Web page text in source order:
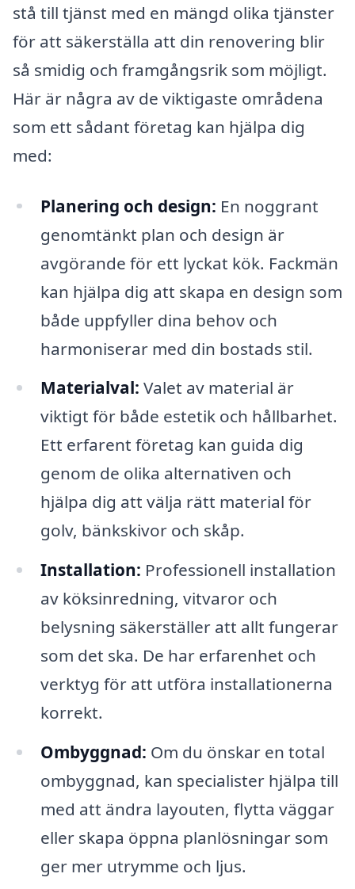
stå till tjänst med en mängd olika tjänster
för att säkerställa att din renovering blir
så smidig och framgångsrik som möjligt.
Här är några av de viktigaste områdena
som ett sådant företag kan hjälpa dig
med:
Planering och design: En noggrant
genomtänkt plan och design är
avgörande för ett lyckat kök. Fackmän
kan hjälpa dig att skapa en design som
både uppfyller dina behov och
harmoniserar med din bostads stil.
Materialval: Valet av material är
viktigt för både estetik och hållbarhet.
Ett erfarent företag kan guida dig
genom de olika alternativen och
hjälpa dig att välja rätt material för
golv, bänkskivor och skåp.
Installation: Professionell installation
av köksinredning, vitvaror och
belysning säkerställer att allt fungerar
som det ska. De har erfarenhet och
verktyg för att utföra installationerna
korrekt.
Ombyggnad: Om du önskar en total
ombyggnad, kan specialister hjälpa till
med att ändra layouten, flytta väggar
eller skapa öppna planlösningar som
ger mer utrymme och ljus.